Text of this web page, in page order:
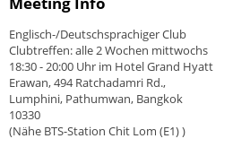
Englisch-/Deutschsprachiger Club
Clubtreffen: alle 2 Wochen mittwochs
18:30 - 20:00 Uhr im Hotel Grand Hyatt
Erawan, 494 Ratchadamri Rd.,
Lumphini, Pathumwan, Bangkok
10330
(Nähe BTS-Station Chit Lom (E1) )